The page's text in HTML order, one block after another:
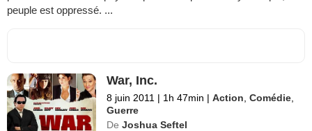
peuple est oppressé. ...
War, Inc.
8 juin 2011 | 1h 47min | Action ,Comédie
Guerre
De Joshua Seftel